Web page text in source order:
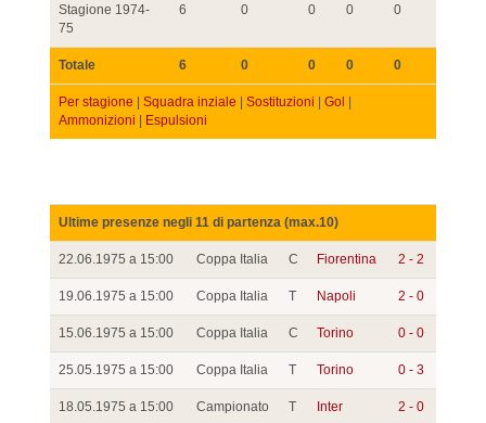
Stagione 1974-
75
6 0 0 0 0
Totale 6 0 0 0 0
Per stagione Squadra inziale Sostituzioni Gol
Ammonizioni
Espulsioni
Ultime presenze negli 11 di partenza (max.10)
22.06.1975 a 15:00 Coppa Italia C Fiorentina 2 - 2
19.06.1975 a 15:00 Coppa Italia T Napoli 2 - 0
15.06.1975 a 15:00 Coppa Italia C Torino 0 - 0
25.05.1975 a 15:00 Coppa Italia T Torino 0 - 3
18.05.1975 a 15:00 Campionato T Inter 2 - 0